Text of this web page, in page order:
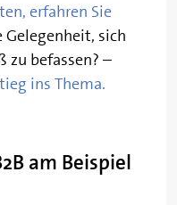
erfahren Sie
sich
befassen? –
ins Thema.
am Beispiel